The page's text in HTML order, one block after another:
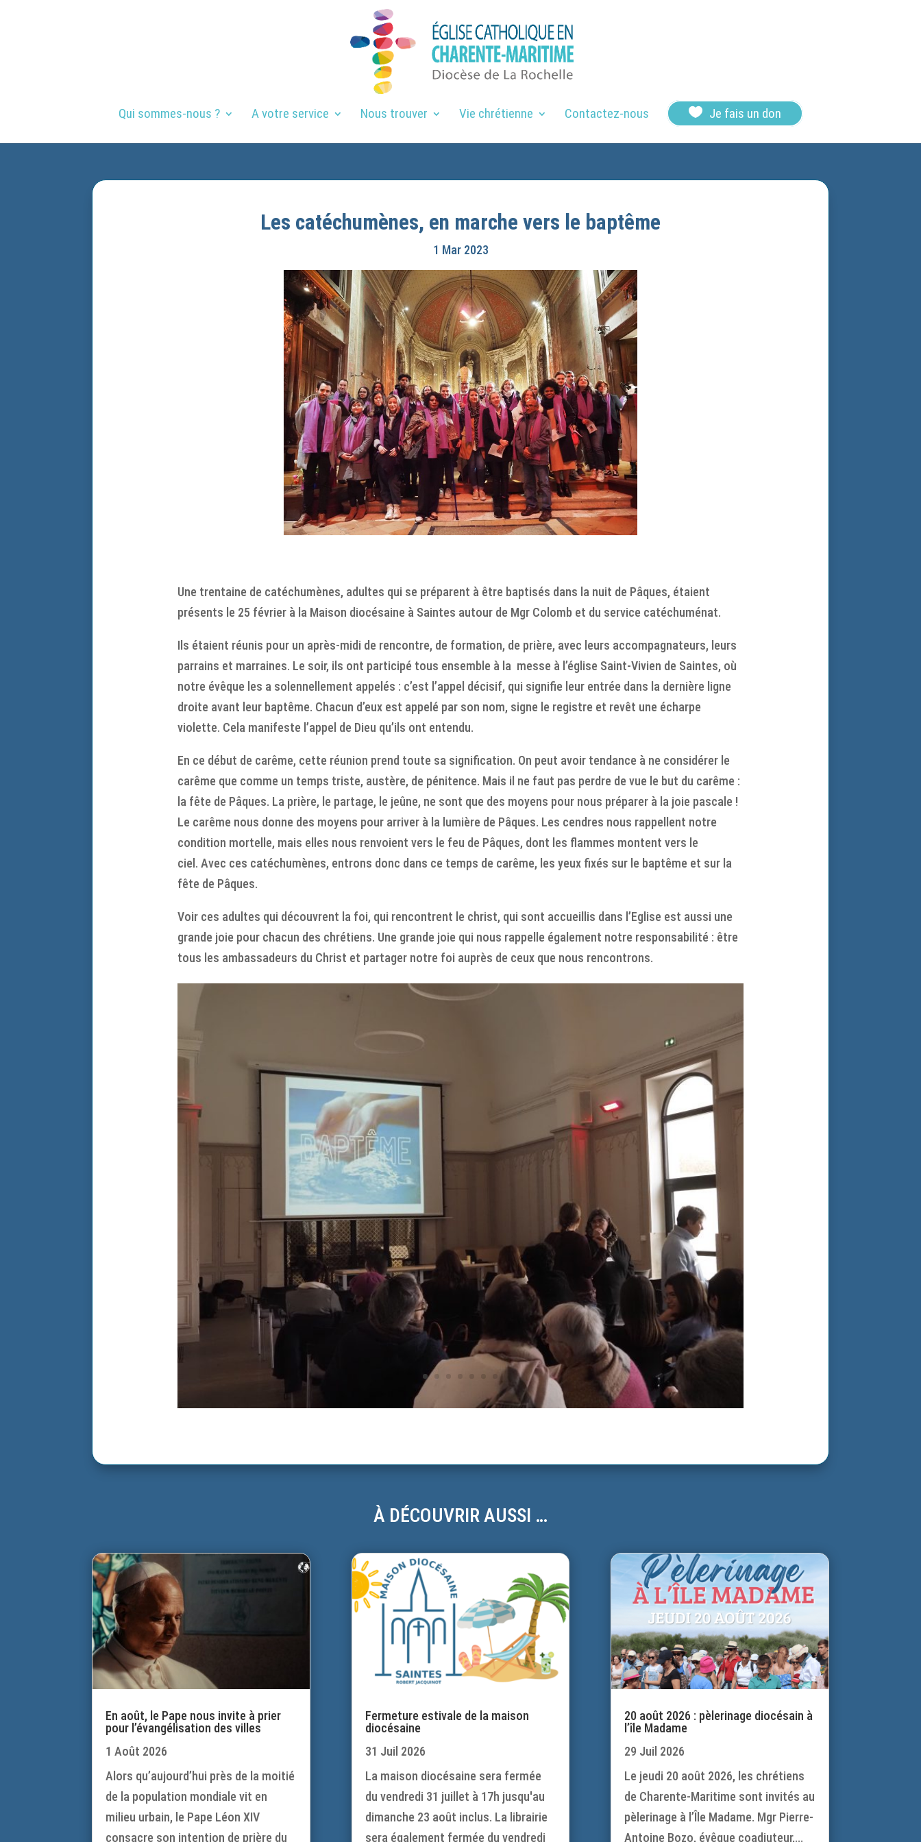
Qui sommes-nous ? A votre service Nous trouver Vie chrétienne Contactez-nous  Je fais un don
Les catéchumènes, en marche vers le baptême
1 Mar 2023
Une trentaine de catéchumènes, adultes qui se préparent à être baptisés dans la nuit de Pâques, étaient
présents le 25 février à la Maison diocésaine à Saintes autour de Mgr Colomb et du service catéchuménat.
Ils étaient réunis pour un après-midi de rencontre, de formation, de prière, avec leurs accompagnateurs, leurs
parrains et marraines. Le soir, ils ont participé tous ensemble à la messe à l’église Saint-Vivien de Saintes, où
notre évêque les a solennellement appelés : c’est l’appel décisif, qui signifie leur entrée dans la dernière ligne
droite avant leur baptême. Chacun d’eux est appelé par son nom, signe le registre et revêt une écharpe
violette. Cela manifeste l’appel de Dieu qu’ils ont entendu.
En ce début de carême, cette réunion prend toute sa signification. On peut avoir tendance à ne considérer le
carême que comme un temps triste, austère, de pénitence. Mais il ne faut pas perdre de vue le but du carême :
la fête de Pâques. La prière, le partage, le jeûne, ne sont que des moyens pour nous préparer à la joie pascale !
Le carême nous donne des moyens pour arriver à la lumière de Pâques. Les cendres nous rappellent notre
condition mortelle, mais elles nous renvoient vers le feu de Pâques, dont les flammes montent vers le
ciel. Avec ces catéchumènes, entrons donc dans ce temps de carême, les yeux fixés sur le baptême et sur la
fête de Pâques.
Voir ces adultes qui découvrent la foi, qui rencontrent le christ, qui sont accueillis dans l’Eglise est aussi une
grande joie pour chacun des chrétiens. Une grande joie qui nous rappelle également notre responsabilité : être
tous les ambassadeurs du Christ et partager notre foi auprès de ceux que nous rencontrons.
À DÉCOUVRIR AUSSI …
En août, le Pape nous invite à prier
pour l’évangélisation des villes
1 Août 2026
Alors qu’aujourd’hui près de la moitié
de la population mondiale vit en
milieu urbain, le Pape Léon XIV
consacre son intention de prière du
Fermeture estivale de la maison
diocésaine
31 Juil 2026
La maison diocésaine sera fermée
du vendredi 31 juillet à 17h jusqu'au
dimanche 23 août inclus. La librairie
sera également fermée du vendredi
20 août 2026 : pèlerinage diocésain à
l’île Madame
29 Juil 2026
Le jeudi 20 août 2026, les chrétiens
de Charente-Maritime sont invités au
pèlerinage à l’Île Madame. Mgr Pierre-
Antoine Bozo, évêque coadjuteur,...